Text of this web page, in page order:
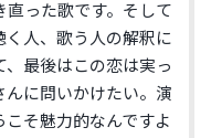
直った歌です。そして
く人、歌う人の解釈に
最後はこの恋は実っ
んに問いかけたい。演
そ魅力的なんですよ